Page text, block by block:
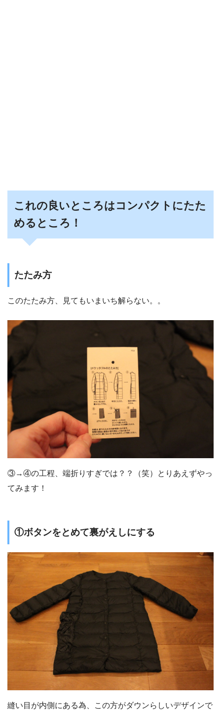
これの良いところはコンパクトにたた
めるところ！
たたみ方
このたたみ方、見てもいまいち解らない。。
③→④の工程、端折りすぎでは？？（笑）とりあえずやっ
てみます！
①ボタンをとめて裏がえしにする
縫い目が内側にある為、この方がダウンらしいデザインで